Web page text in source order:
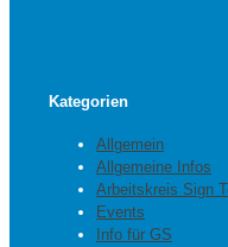
Kategorien
Allgemein
Allgemeine Infos
Arbeitskreis Sign
Events
Info für GS